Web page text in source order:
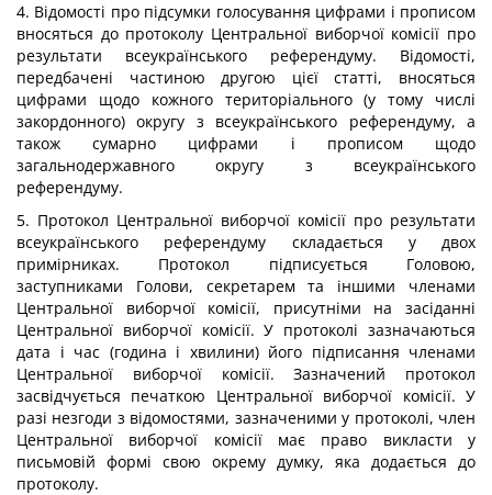
4. Відомості про підсумки голосування цифрами і прописом
вносяться до протоколу Центральної виборчої комісії про
результати всеукраїнського референдуму. Відомості,
передбачені частиною другою цієї статті, вносяться
цифрами щодо кожного територіального (у тому числі
закордонного) округу з всеукраїнського референдуму, а
також сумарно цифрами і прописом щодо
загальнодержавного округу з всеукраїнського
референдуму.
5. Протокол Центральної виборчої комісії про результати
всеукраїнського референдуму складається у двох
примірниках. Протокол підписується Головою,
заступниками Голови, секретарем та іншими членами
Центральної виборчої комісії, присутніми на засіданні
Центральної виборчої комісії. У протоколі зазначаються
дата і час (година і хвилини) його підписання членами
Центральної виборчої комісії. Зазначений протокол
засвідчується печаткою Центральної виборчої комісії. У
разі незгоди з відомостями, зазначеними у протоколі, член
Центральної виборчої комісії має право викласти у
письмовій формі свою окрему думку, яка додається до
протоколу.